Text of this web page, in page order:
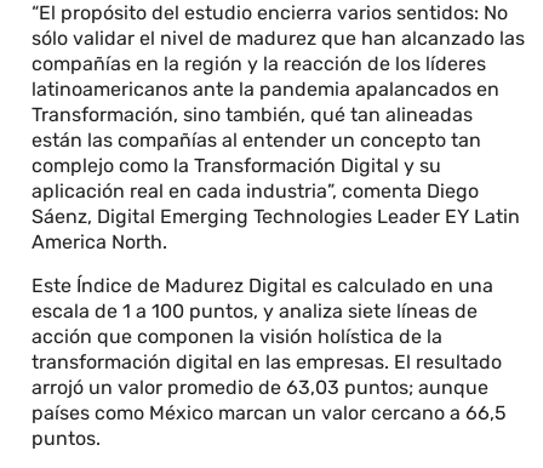
“El propósito del estudio encierra varios sentidos: No
sólo validar el nivel de madurez que han alcanzado las
compañías en la región y la reacción de los líderes
latinoamericanos ante la pandemia apalancados en
Transformación, sino también, qué tan alineadas
están las compañías al entender un concepto tan
complejo como la Transformación Digital y su
aplicación real en cada industria”, comenta Diego
Sáenz, Digital Emerging Technologies Leader EY Latin
America North.
Este Índice de Madurez Digital es calculado en una
escala de 1 a 100 puntos, y analiza siete líneas de
acción que componen la visión holística de la
transformación digital en las empresas. El resultado
arrojó un valor promedio de 63,03 puntos; aunque
países como México marcan un valor cercano a 66,5
puntos.